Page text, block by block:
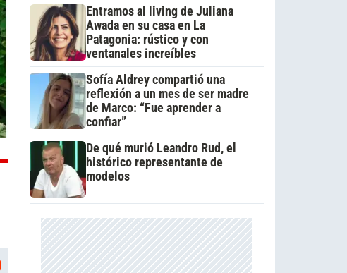
Entramos al living de Juliana
Awada en su casa en La
Patagonia: rústico y con
ventanales increíbles
Sofía Aldrey compartió una
reflexión a un mes de ser madre
de Marco: “Fue aprender a
confiar”
De qué murió Leandro Rud, el
histórico representante de
modelos